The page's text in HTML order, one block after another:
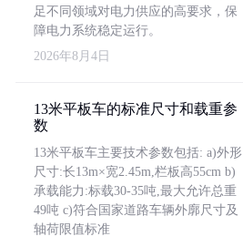
足不同领域对电力供应的高要求，保
障电力系统稳定运行。
2026年8月4日
13米平板车的标准尺寸和载重参
数
13米平板车主要技术参数包括: a)外形
尺寸:长13m×宽2.45m,栏板高55cm b)
承载能力:标载30-35吨,最大允许总重
49吨 c)符合国家道路车辆外廓尺寸及
轴荷限值标准